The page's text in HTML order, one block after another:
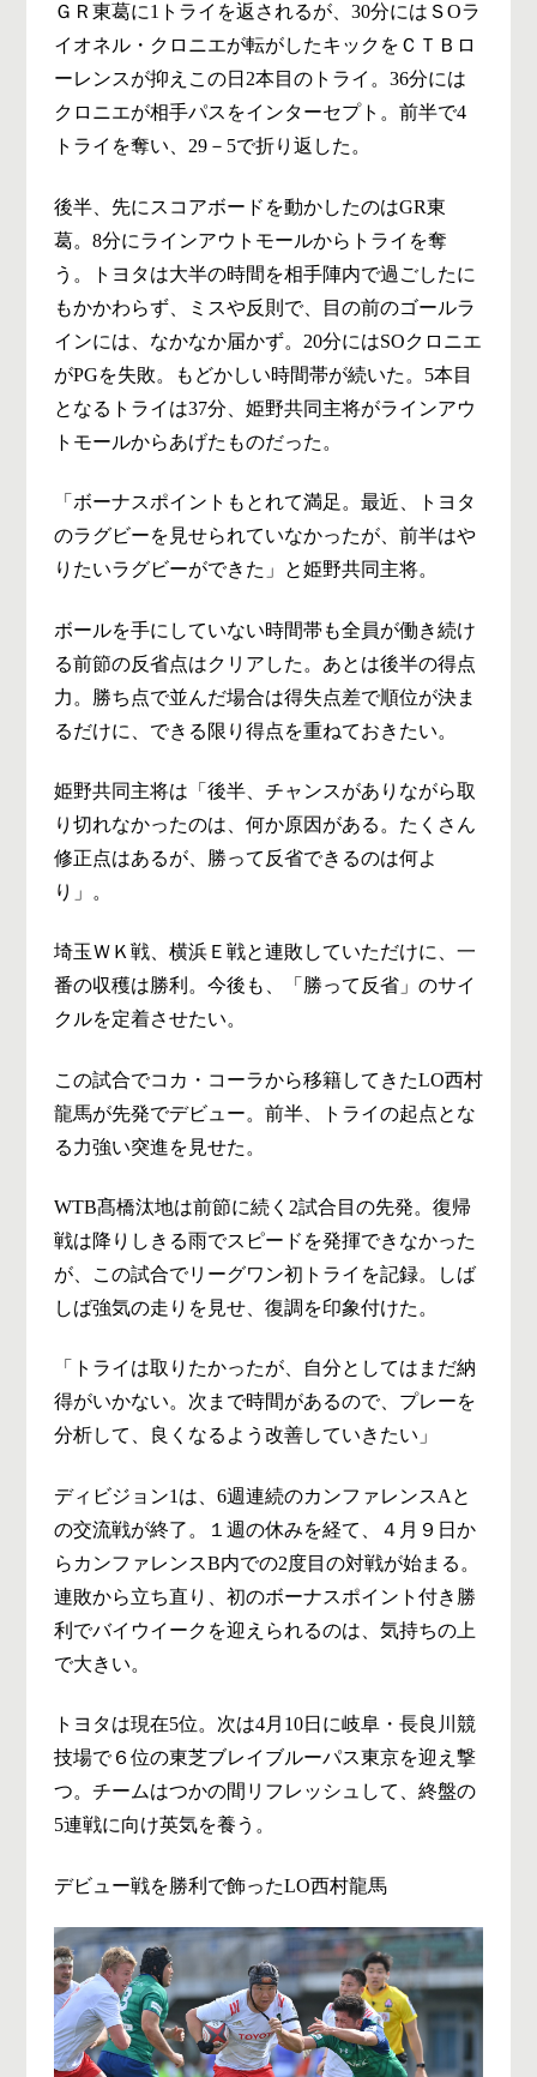
ＧＲ東葛に1トライを返されるが、30分にはＳOラ
イオネル・クロニエが転がしたキックをＣＴＢロ
ーレンスが抑えこの日2本目のトライ。36分には
クロニエが相手パスをインターセプト。前半で4
トライを奪い、29－5で折り返した。
後半、先にスコアボードを動かしたのはGR東
葛。8分にラインアウトモールからトライを奪
う。トヨタは大半の時間を相手陣内で過ごしたに
もかかわらず、ミスや反則で、目の前のゴールラ
インには、なかなか届かず。20分にはSOクロニエ
がPGを失敗。もどかしい時間帯が続いた。5本目
となるトライは37分、姫野共同主将がラインアウ
トモールからあげたものだった。
「ボーナスポイントもとれて満足。最近、トヨタ
のラグビーを見せられていなかったが、前半はや
りたいラグビーができた」と姫野共同主将。
ボールを手にしていない時間帯も全員が働き続け
る前節の反省点はクリアした。あとは後半の得点
力。勝ち点で並んだ場合は得失点差で順位が決ま
るだけに、できる限り得点を重ねておきたい。
姫野共同主将は「後半、チャンスがありながら取
り切れなかったのは、何か原因がある。たくさん
修正点はあるが、勝って反省できるのは何よ
り」。
埼玉ＷＫ戦、横浜Ｅ戦と連敗していただけに、一
番の収穫は勝利。今後も、「勝って反省」のサイ
クルを定着させたい。
この試合でコカ・コーラから移籍してきたLO西村
龍馬が先発でデビュー。前半、トライの起点とな
る力強い突進を見せた。
WTB髙橋汰地は前節に続く2試合目の先発。復帰
戦は降りしきる雨でスピードを発揮できなかった
が、この試合でリーグワン初トライを記録。しば
しば強気の走りを見せ、復調を印象付けた。
「トライは取りたかったが、自分としてはまだ納
得がいかない。次まで時間があるので、プレーを
分析して、良くなるよう改善していきたい」
ディビジョン1は、6週連続のカンファレンスAと
の交流戦が終了。１週の休みを経て、４月９日か
らカンファレンスB内での2度目の対戦が始まる。
連敗から立ち直り、初のボーナスポイント付き勝
利でバイウイークを迎えられるのは、気持ちの上
で大きい。
トヨタは現在5位。次は4月10日に岐阜・長良川競
技場で６位の東芝ブレイブルーパス東京を迎え撃
つ。チームはつかの間リフレッシュして、終盤の
5連戦に向け英気を養う。
デビュー戦を勝利で飾ったLO西村龍馬